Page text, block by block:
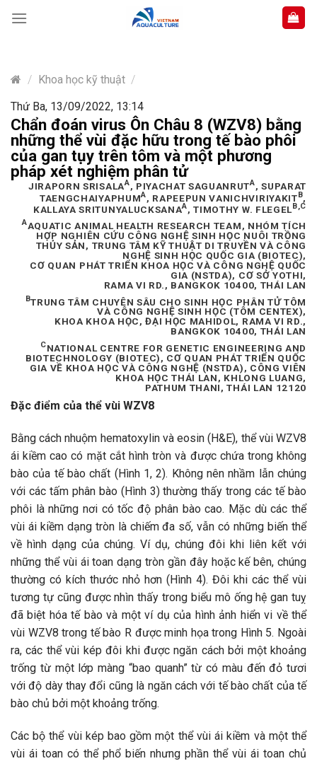
content
/ Khoa học kỹ thuật /
Thứ Ba, 13/09/2022, 13:14
Chẩn đoán virus Ôn Châu 8 (WZV8) bằng
những thể vùi đặc hữu trong tế bào phôi
của gan tụy trên tôm và một phương
pháp xét nghiệm phân tử
JIRAPORN SRISALAA, PIYACHAT SAGUANRUTA, SUPARAT
TAENGCHAIYAPHUMA , RAPEEPUN VANICHVIRIYAKITB
KALLAYA SRITUNYALUCKSANAA, TIMOTHY W. FLEGELB,C
AAQUATIC ANIMAL HEALTH RESEARCH TEAM, NHÓM TÍCH
HỢP NGHIÊN CỨU CÔNG NGHỆ SINH HỌC NUÔI TRỒNG
THỦY SẢN, TRUNG TÂM KỸ THUẬT DI TRUYỀN VÀ CÔNG
NGHỆ SINH HỌC QUỐC GIA (BIOTEC),
CƠ QUAN PHÁT TRIỂN KHOA HỌC VÀ CÔNG NGHỆ QUỐC
GIA (NSTDA), CƠ SỞ YOTHI,
RAMA VI RD., BANGKOK 10400, THÁI LAN
BTRUNG TÂM CHUYÊN SÂU CHO SINH HỌC PHÂN TỬ TÔM
VÀ CÔNG NGHỆ SINH HỌC (TÔM CENTEX),
KHOA KHOA HỌC, ĐẠI HỌC MAHIDOL, RAMA VI RD.,
BANGKOK 10400, THÁI LAN
CNATIONAL CENTRE FOR GENETIC ENGINEERING AND
BIOTECHNOLOGY (BIOTEC), CƠ QUAN PHÁT TRIỂN QUỐC
GIA VỀ KHOA HỌC VÀ CÔNG NGHỆ (NSTDA), CÔNG VIÊN
KHOA HỌC THÁI LAN, KHLONG LUANG,
PATHUM THANI, THÁI LAN 12120
Đặc điểm của thể vùi WZV8
Bằng cách nhuộm hematoxylin và eosin (H&E), thể vùi WZV8
ái kiềm cao có mặt cắt hình tròn và được chứa trong không
bào của tế bào chất (Hình 1, 2). Không nên nhầm lẫn chúng
với các tấm phân bào (Hình 3) thường thấy trong các tế bào
phôi là những nơi có tốc độ phân bào cao. Mặc dù các thể
vùi ái kiềm dạng tròn là chiếm đa số, vẫn có những biến thể
về hình dạng của chúng. Ví dụ, chúng đôi khi liên kết với
những thể vùi ái toan dạng tròn gần đây hoặc kế bên, chúng
thường có kích thước nhỏ hơn (Hình 4). Đôi khi các thể vùi
tương tự cũng được nhìn thấy trong biểu mô ống hệ gan tuỵ
đã biệt hóa tế bào và một ví dụ của hình ảnh hiển vi về thể
vùi WZV8 trong tế bào R được minh họa trong Hình 5. Ngoài
ra, các thể vùi kép đôi khi được ngăn cách bởi một khoảng
trống từ một lớp màng “bao quanh” từ có màu đến đỏ tươi
với độ dày thay đổi cũng là ngăn cách với tế bào chất của tế
bào chủ bởi một khoảng trống.
Các bộ thể vùi kép bao gồm một thể vùi ái kiềm và một thể
vùi ái toan có thể phổ biến nhưng phần thể vùi ái toan chủ